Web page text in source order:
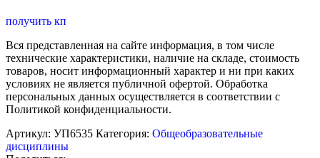
получить кп
Вся представленная на сайте информация, в том числе
технические характеристики, наличие на складе, стоимость
товаров, носит информационный характер и ни при каких
условиях не является публичной офертой. Обработка
персональных данных осуществляется в соответствии с
Политикой конфиденциальности.
Артикул: УП6535 Категория: Общеобразовательные
дисциплины